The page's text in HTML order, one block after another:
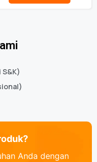
Anda dengan